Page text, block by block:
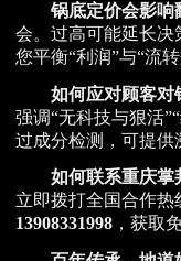
锅底定价会影响
会。过高可能延长决
您平衡“利润”与“流转
如何应对顾客对
强调“无科技与狠活
过成分检测，可提供
如何联系重庆掌
立即拨打全国合作热
13908331998 ，获取